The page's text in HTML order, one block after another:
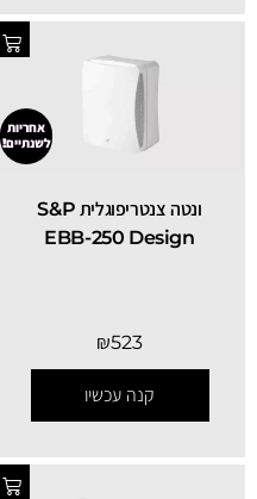
ונטה צנטריפוגלית S&P
EBB-250 Design
₪523
קנה עכשיו
אחריות
לשנתיים!